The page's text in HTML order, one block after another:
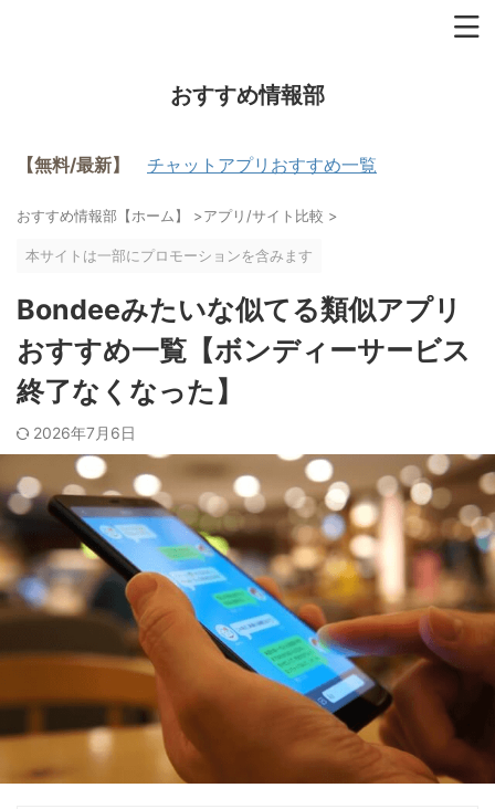
おすすめ情報部
【無料/最新】 チャットアプリおすすめ一覧
おすすめ情報部【ホーム】 >アプリ/サイト比較 >
本サイトは一部にプロモーションを含みます
Bondeeみたいな似てる類似アプリ
おすすめ一覧【ボンディーサービス
終了なくなった】
2026年7月6日